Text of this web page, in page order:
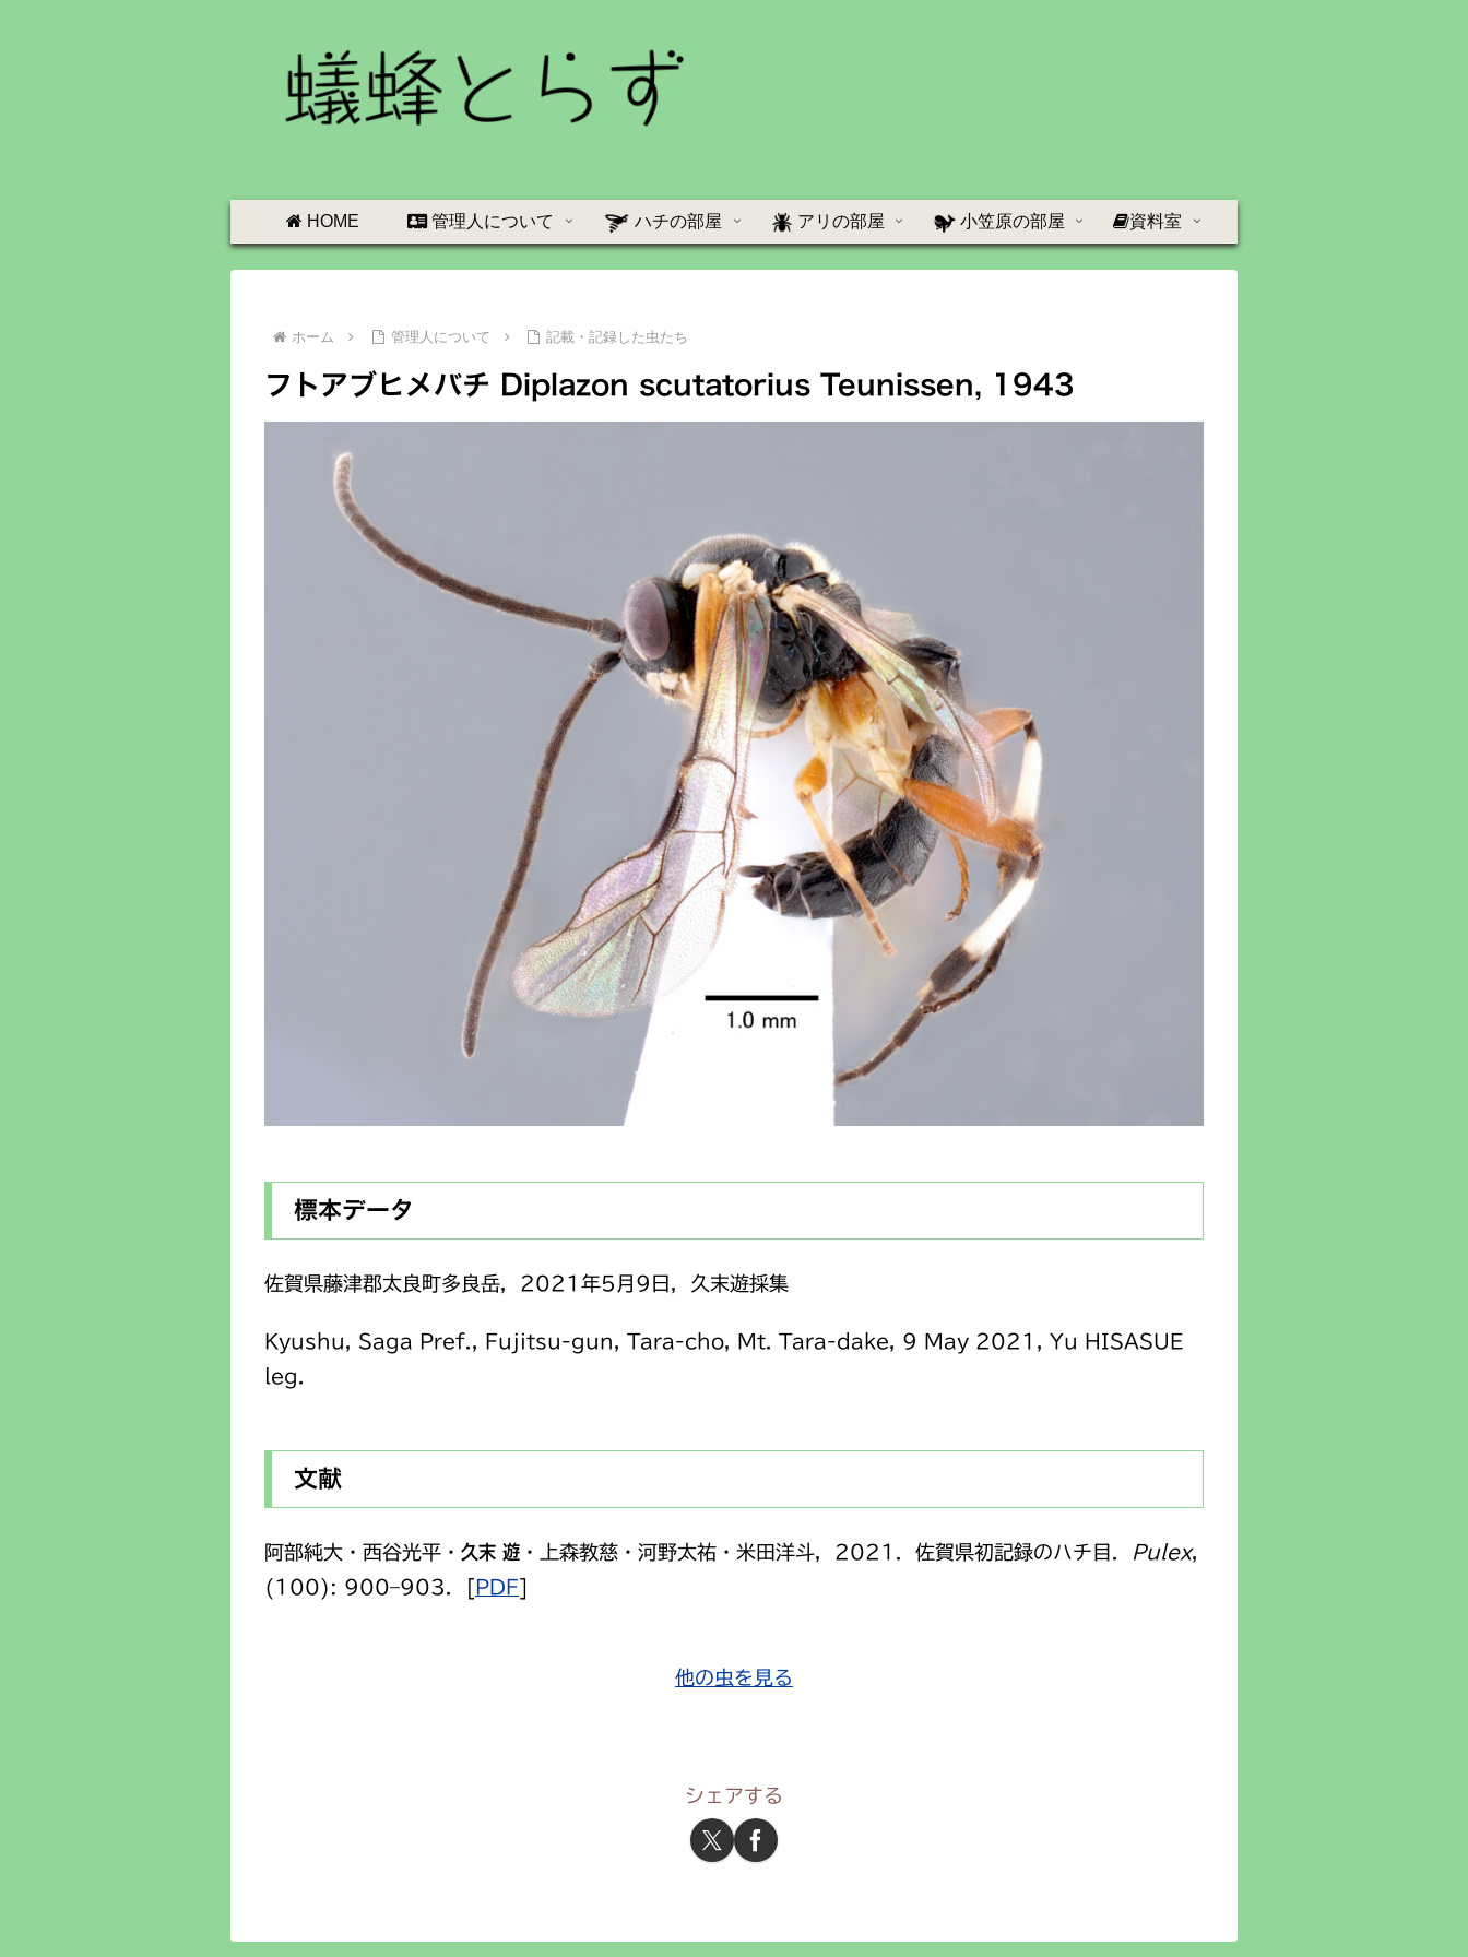
HOME 管理人について ハチの部屋 アリの部屋 小笠原の部屋 資料室
ホーム 管理人について 記載・記録した虫たち
フトアブヒメバチ Diplazon scutatorius Teunissen, 1943
標本データ
佐賀県藤津郡太良町多良岳，2021年5月9日，久末遊採集
Kyushu, Saga Pref., Fujitsu-gun, Tara-cho, Mt. Tara-dake, 9 May 2021, Yu HISASUE
leg.
文献
阿部純大・西谷光平・ 久末 遊 ・上森教慈・河野太祐・米田洋斗，2021．佐賀県初記録のハチ目． Pulex,
(100): 900–903．[ PDF]
他の虫を見る
シェアする